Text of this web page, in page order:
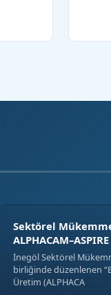
Sektörel
İnegöl Sektörel
birliğinde düzenlenen
Üretim (ALPHACA